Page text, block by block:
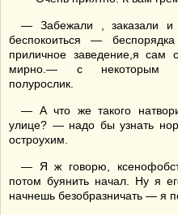
— Забежали , заказали и
беспокоиться —
приличное заведение,я
мирно.— с некоторым
полурослик.
— А что же такого
улице? — надо бы узнать
остроухим.
— Я ж говорю,
потом буянить начал. Ну я
начнешь безобразничать — я